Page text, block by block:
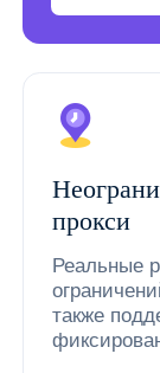
прокси
Реальные
также